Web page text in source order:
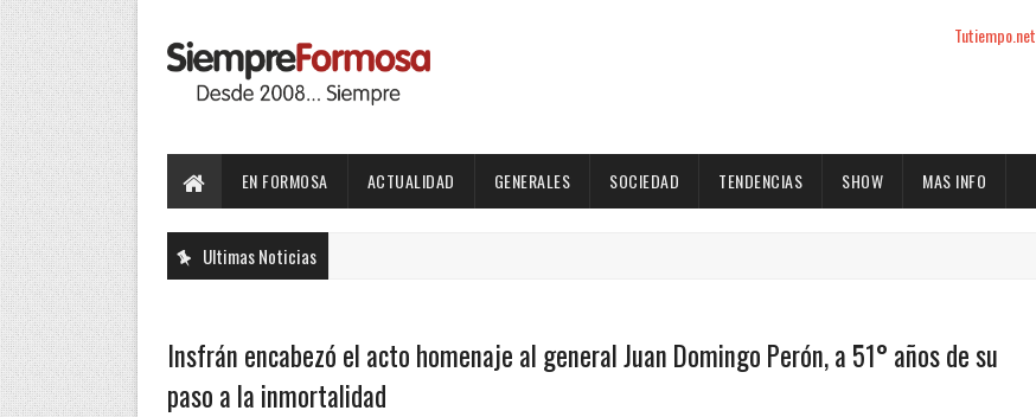
Tutiempo.net
EN FORMOSA ACTUALIDAD GENERALES SOCIEDAD TENDENCIAS SHOW MAS INFO
Ultimas Noticias
Insfrán encabezó el acto homenaje al general Juan Domingo Perón, a 51° años de su
paso a la inmortalidad